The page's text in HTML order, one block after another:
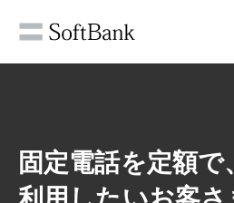
固定電話を定額で